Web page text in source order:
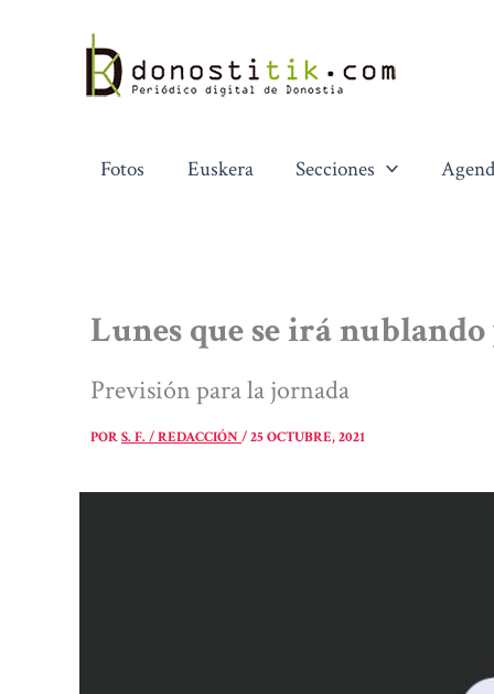
contenido
Fotos Euskera Secciones
Lunes que se irá
Previsión para la jornada
PORS. F. / REDACCIÓN/25 OCTUBRE, 2021